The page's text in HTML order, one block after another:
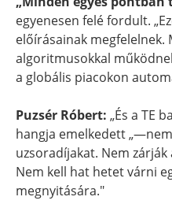
egyenesen felé fordult.
előírásainak megfelelnek.
algoritmusokkal
a globális piacokon
Puzsér Róbert: „És a TE
hangja emelkedett
uzsoradíjakat. Nem
Nem kell hat hetet várni
megnyitására."